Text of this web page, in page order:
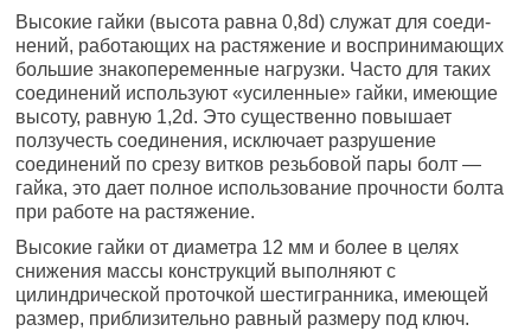
Высокие гайки (высота равна 0,8d) служат для соеди­
нений, работающих на растяжение и воспринимающих
большие знакопеременные нагрузки. Часто для таких
соединений используют «усиленные» гайки, имеющие
высоту, равную 1,2d. Это существенно повышает
ползучесть соединения, исключает разрушение
соединений по срезу витков резьбовой пары болт —
гайка, это дает полное использование прочности болта
при работе на растяжение.
Высокие гайки от диаметра 12 мм и более в целях
снижения массы конструкций выполняют с
цилиндрической проточкой шестигранника, имеющей
размер, приблизительно равный раз­меру под ключ.